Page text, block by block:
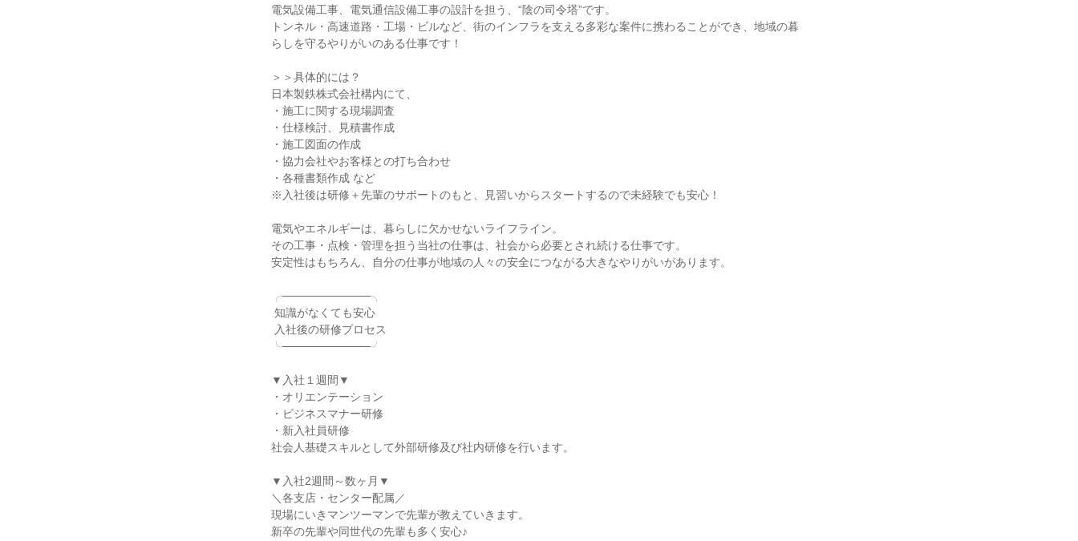
電気設備工事、電気通信設備工事の設計を担う、“陰の司令塔”です。
トンネル・高速道路・工場・ビルなど、街のインフラを支える多彩な案件に携わることができ、地域の暮
らしを守るやりがいのある仕事です！
＞＞具体的には？
日本製鉄株式会社構内にて、
・施工に関する現場調査
・仕様検討、見積書作成
・施工図面の作成
・協力会社やお客様との打ち合わせ
・各種書類作成 など
※入社後は研修＋先輩のサポートのもと、見習いからスタートするので未経験でも安心！
電気やエネルギーは、暮らしに欠かせないライフライン。
その工事・点検・管理を担う当社の仕事は、社会から必要とされ続ける仕事です。
安定性はもちろん、自分の仕事が地域の人々の安全につながる大きなやりがいがあります。
╭───────────╮
╰───────────╯
▼入社１週間▼
・オリエンテーション
・ビジネスマナー研修
・新入社員研修
社会人基礎スキルとして外部研修及び社内研修を行います。
▼入社2週間～数ヶ月▼
＼各支店・センター配属／
現場にいきマンツーマンで先輩が教えていきます。
新卒の先輩や同世代の先輩も多く安心♪